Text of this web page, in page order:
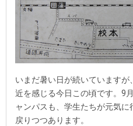
いまだ暑い日が続いています
近を感じる今日この頃です。9
ャンパスも、学生たちが元気
戻りつつあります。